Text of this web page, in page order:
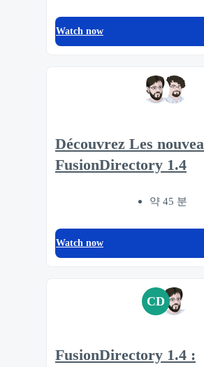
Watch now
Découvrez Les
FusionDirectory 1.4
약 45 분
Watch now
CD
FusionDirectory 1.4 :